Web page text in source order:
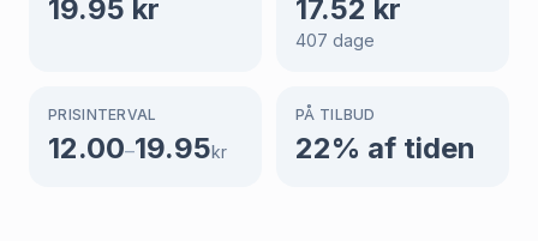
19.95 kr 17.52 kr
407 dage
PRISINTERVAL
12.00–19.95kr
PÅ TILBUD
22% af tiden